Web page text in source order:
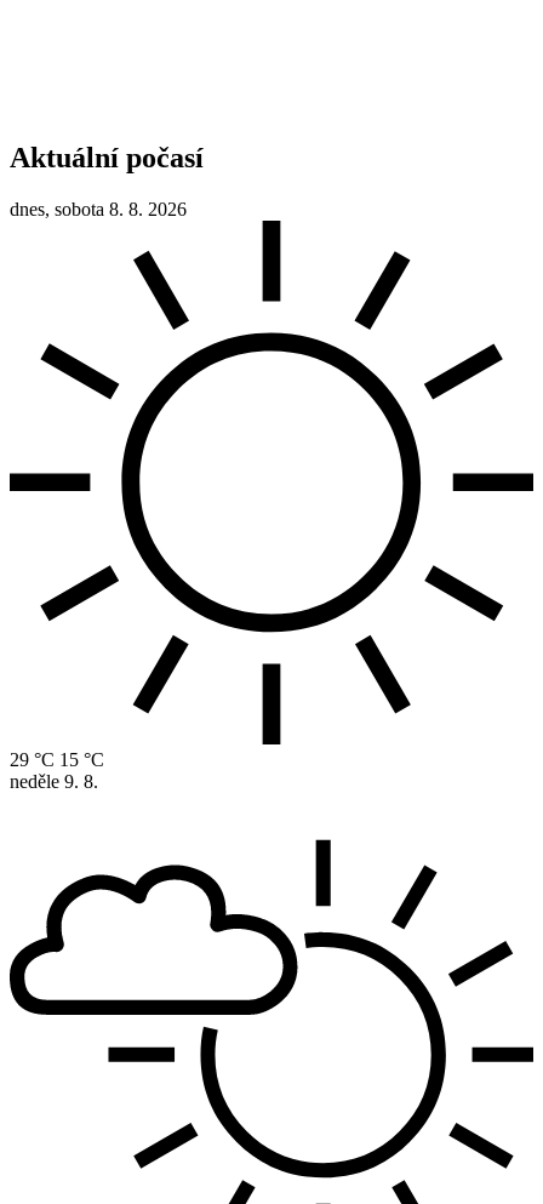
Aktuální počasí
dnes, sobota 8. 8. 2026
29 °C 15 °C
neděle 9. 8.